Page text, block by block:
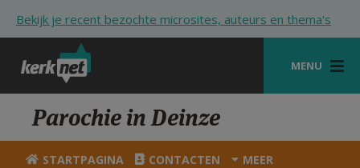
Bekijk je recent bezochte microsites, auteurs en thema's
MENU
STARTPAGINA
KERK
Parochie in Deinze
STARTPAGINA CONTACTEN MEER